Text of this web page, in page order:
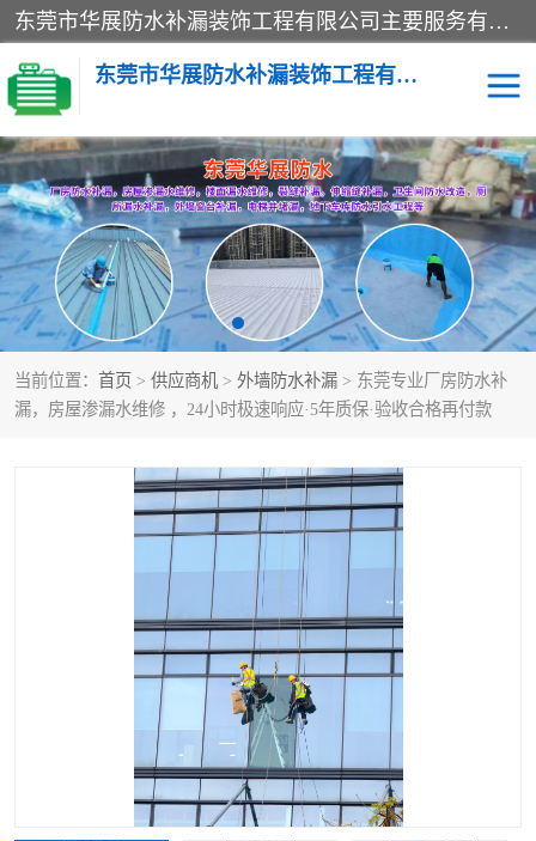
东莞市华展防水补漏装饰工程有限公司主要服务有：东莞防水补漏，东莞厂房防水补漏，东莞房屋渗漏水维修，楼面漏水维修，裂缝补漏，伸缩缝补漏，卫生间防水改造，厕所漏水补漏，外墙窗台补漏，电梯井堵漏，地下车库防水引水工程等
东莞市华展防水补漏装饰工程有限公司
当前位置： 首页 > 供应商机 > 外墙防水补漏 > 东莞专业厂房防水补
漏，房屋渗漏水维修 ，24小时极速响应·5年质保·验收合格再付款
楼面防水补漏 外墙防水补漏
阳台卫生间防水补漏 地下室防水补漏
金属房搭建及补漏